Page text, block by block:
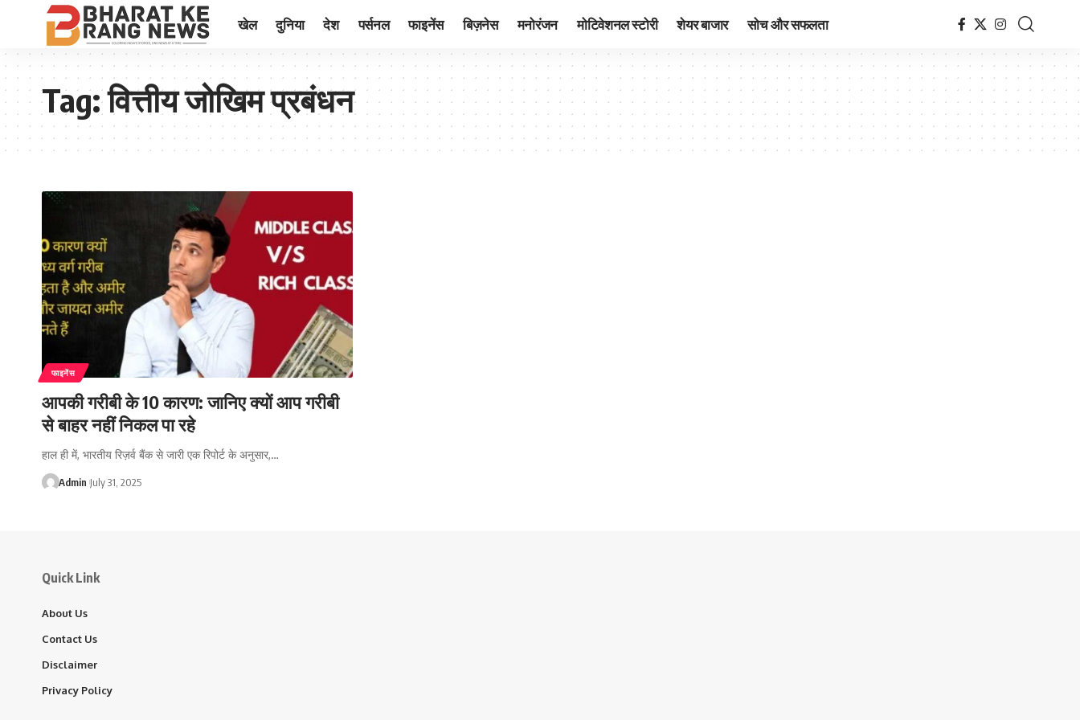
खेल दुनिया देश पर्सनल फाइनेंस बिज़नेस मनोरंजन मोटिवेशनल स्टोरी शेयर बाजार सोच और सफलता
Tag:वित्तीय जोखिम प्रबंधन
फाइनेंस
आपकी गरीबी के 10 कारण: जानिए क्यों आप गरीबी
से बाहर नहीं निकल पा रहे
हाल ही में, भारतीय रिज़र्व बैंक से जारी एक रिपोर्ट के अनुसार,…
Admin July 31, 2025
Quick Link
About Us
Contact Us
Disclaimer
Privacy Policy